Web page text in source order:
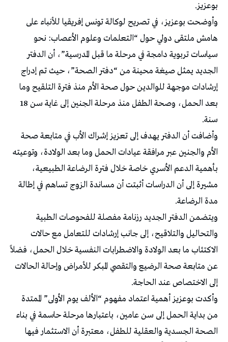
بوعزيز.
وأوضحت بوعزيز، في تصريح لوكالة تونس إفريقيا للأنباء على
هامش ملتقى دولي حول “التعلمات وعلوم الأعصاب: نحو
سياسات تربوية دامجة في مرحلة ما قبل المدرسية”، أن الدفتر
الجديد يمثل صيغة محينة من “دفتر الصحة”، حيث تم إدراج
إرشادات موجهة للوالدين حول صحة الأم منذ فترة التلقيح وما
بعد الحمل، وصحة الطفل منذ مرحلة الجنين إلى غاية سن 18
سنة.
وأضافت أن الدفتر يهدف إلى تعزيز إشراك الأب في متابعة صحة
الأم والجنين عبر مرافقة عيادات الحمل وما بعد الولادة، وتوعيته
بأهمية الدعم الأسري خاصة خلال فترة الرضاعة الطبيعية،
مشيرة إلى أن الدراسات أثبتت أن مساندة الزوج تساهم في إطالة
مدة الرضاعة.
ويتضمن الدفتر الجديد رزنامة مفصلة للفحوصات الطبية
والتحاليل والتلاقيح، إلى جانب إرشادات للتعامل مع حالات
الاكتئاب ما بعد الولادة والاضطرابات النفسية خلال الحمل، فضلاً
عن متابعة صحة الرضيع والتقصي المبكر للأمراض وإحالة الحالات
إلى الاختصاص عند الحاجة.
وأكدت بوعزيز أهمية اعتماد مفهوم “الألف يوم الأولى” الممتدة
من بداية الحمل إلى سن عامين، باعتبارها مرحلة حاسمة في بناء
الصحة الجسدية والعقلية للطفل، معتبرة أن الاستثمار فيها